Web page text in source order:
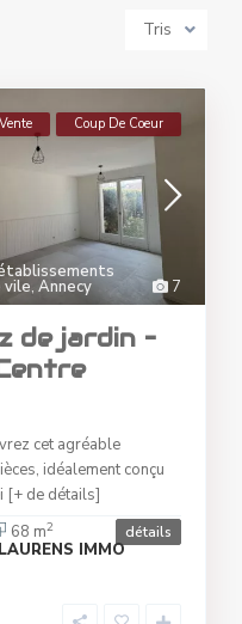
Tris
7
vile, Annecy
Vente Coup De Coeur
de jardin –
cet agréable
idéalement conçu
[+ de détails]
68 m2 détails
IMMO